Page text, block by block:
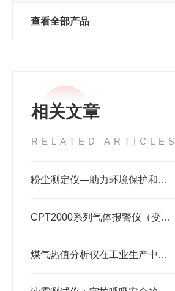
查看全部产品
相关文章
RELATED ARTICLES
粉尘测定仪—助力环境保护和职业健康
CPT2000系列气体报警仪（变送器）使用说明
煤气热值分析仪在工业生产中的关键作用